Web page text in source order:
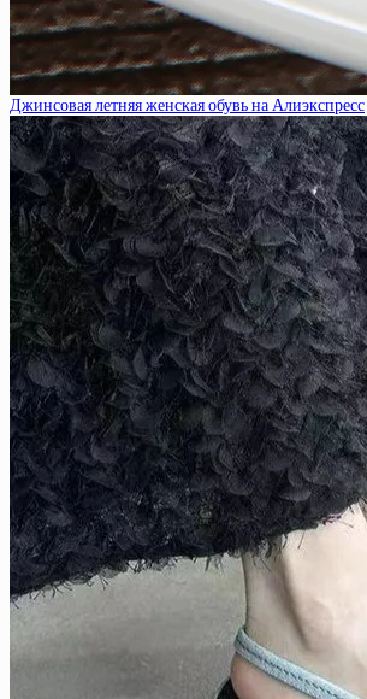
Джинсовая летняя женская обувь на Алиэкспресс